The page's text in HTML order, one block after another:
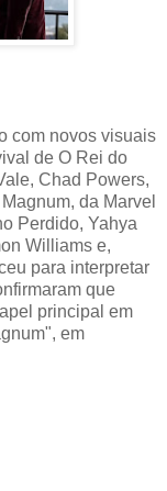
com novos visuais
de O Rei do
Chad Powers,
da Marvel
Perdido, Yahya
Williams e,
para interpretar
que
principal em
em